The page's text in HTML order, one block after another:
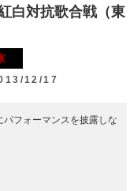
白対抗歌合戦（東
12/17
フォーマンスを披露しな